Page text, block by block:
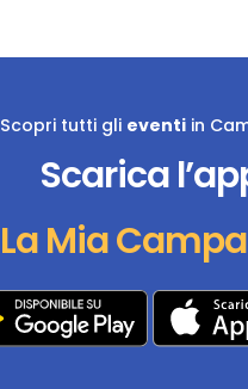
Scopri tutti gli eventiin
Scarica
La Mia